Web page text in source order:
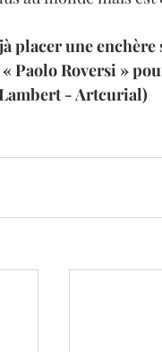
placer une enchère
Paolo Roversi »
- Artcurial)